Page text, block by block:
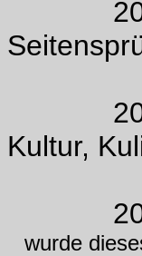
2012
2013
Kultur,
2013
wurde